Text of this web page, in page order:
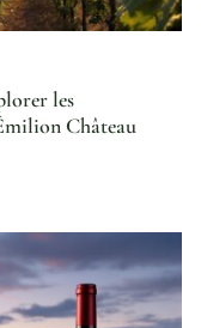
les
Château